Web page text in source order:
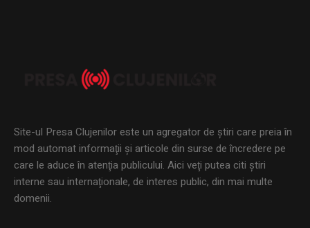
Site-ul Presa Clujenilor este un agregator de ştiri care preia în
mod automat informaţii şi articole din surse de încredere pe
care le aduce în atenţia publicului. Aici veţi putea citi ştiri
interne sau internaţionale, de interes public, din mai multe
domenii.